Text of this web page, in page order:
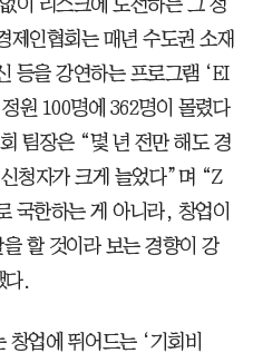
제인협회는 매년 수도권 소재
등을 강연하는 프로그램 ‘EI
원 100명에 362명이 몰렸다
팀장은 “몇 년 전만 해도 경
청자가 크게 늘었다”며 “Z
국한하는 게 아니라, 창업이
할 것이라 보는 경향이 강
.
업에 뛰어드는 ‘기회비